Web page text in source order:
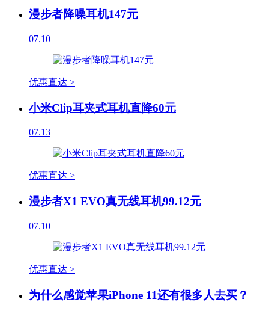
漫步者降噪耳机147元
07.10
优惠直达 >
小米Clip耳夹式耳机直降60元
07.13
优惠直达 >
漫步者X1 EVO真无线耳机99.12元
07.10
优惠直达 >
为什么感觉苹果iPhone 11还有很多人去买？